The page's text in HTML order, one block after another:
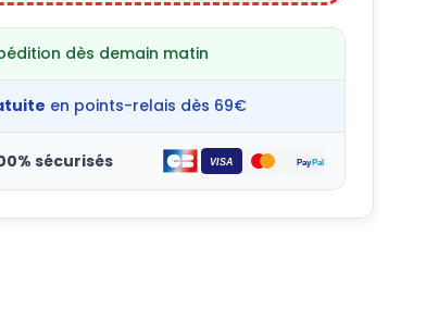
dès demain matin
en points-relais dès 69€
sécurisés